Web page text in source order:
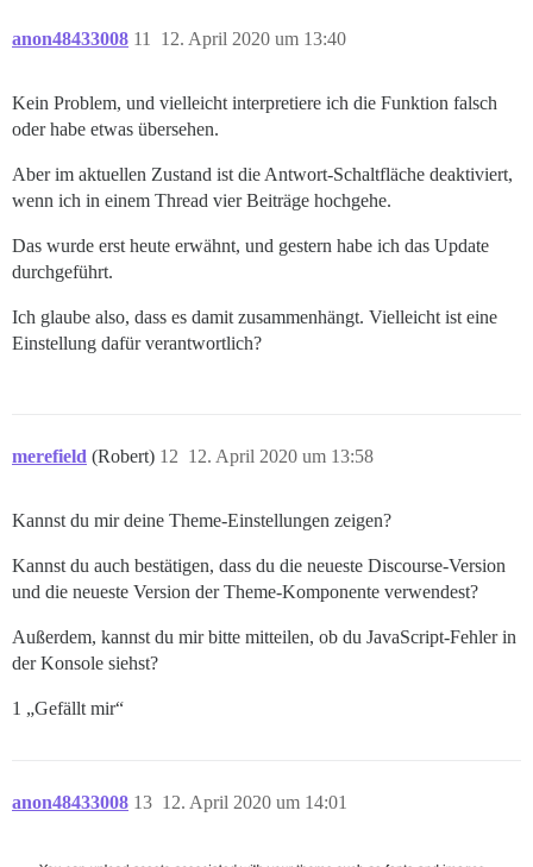
anon48433008 12. April 2020 um 13:40
11
Kein Problem, und vielleicht interpretiere ich die Funktion falsch
oder habe etwas übersehen.
Aber im aktuellen Zustand ist die Antwort-Schaltfläche deaktiviert,
wenn ich in einem Thread vier Beiträge hochgehe.
Das wurde erst heute erwähnt, und gestern habe ich das Update
durchgeführt.
Ich glaube also, dass es damit zusammenhängt. Vielleicht ist eine
Einstellung dafür verantwortlich?
merefield (Robert) 12. April 2020 um 13:58
12
Kannst du mir deine Theme-Einstellungen zeigen?
Kannst du auch bestätigen, dass du die neueste Discourse-Version
und die neueste Version der Theme-Komponente verwendest?
Außerdem, kannst du mir bitte mitteilen, ob du JavaScript-Fehler in
der Konsole siehst?
1 „Gefällt mir“
anon48433008 12. April 2020 um 14:01
13